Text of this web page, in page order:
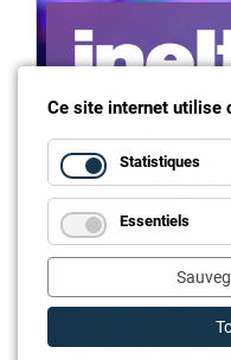
Ce site internet utilise
Statistiques
Essentiels